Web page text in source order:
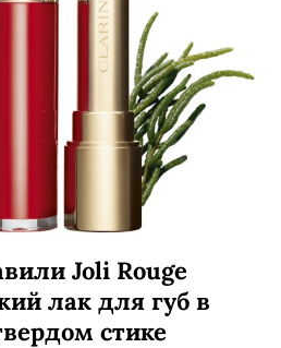
Joli Rouge
лак для губ в
стике